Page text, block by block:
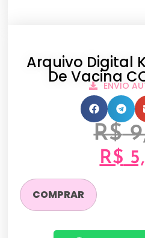
Arquivo Digital
De VacinaENVIO
R$
R$
COMPRAR